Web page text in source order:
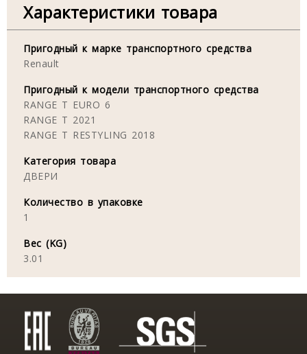
Характеристики товара
Пригодный к марке транспортного средства
Renault
Пригодный к модели транспортного средства
RANGE T EURO 6
RANGE T 2021
RANGE T RESTYLING 2018
Категория товара
ДВЕРИ
Количество в упаковке
1
Вес (KG)
3.01